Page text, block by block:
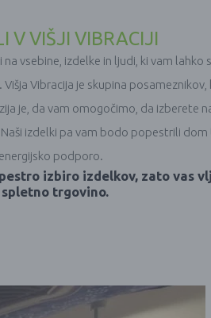
V VIŠJI VIBRACIJI
vsebine, izdelke in ljudi, ki vam lahko
Vibracija je skupina posameznikov,
je, da vam omogočimo, da izberete
izdelki pa vam bodo popestrili dom
podporo.
izbiro izdelkov, zato vas
trgovino.